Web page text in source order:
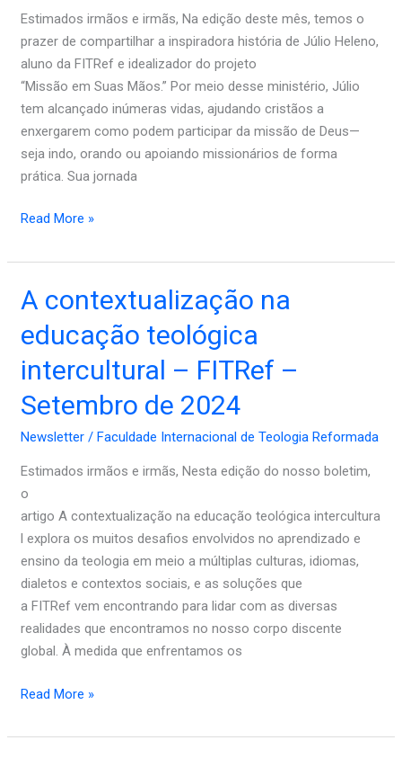
Estimados irmãos e irmãs, Na edição deste mês, temos o
prazer de compartilhar a inspiradora história de Júlio Heleno,
aluno da FITRef e idealizador do projeto
“Missão em Suas Mãos.” Por meio desse ministério, Júlio
tem alcançado inúmeras vidas, ajudando cristãos a
enxergarem como podem participar da missão de Deus—
seja indo, orando ou apoiando missionários de forma
prática. Sua jornada
Mãos”
FITRef
–
Outubro
2024
Read More »
A contextualização na
educação teológica
intercultural – FITRef –
Setembro de 2024
Newsletter /Faculdade Internacional de Teologia Reformada
Estimados irmãos e irmãs, Nesta edição do nosso boletim,
o
artigo A contextualização na educação teológica intercultura
l explora os muitos desafios envolvidos no aprendizado e
ensino da teologia em meio a múltiplas culturas, idiomas,
dialetos e contextos sociais, e as soluções que
a FITRef vem encontrando para lidar com as diversas
realidades que encontramos no nosso corpo discente
global. À medida que enfrentamos os
A
contextualização
na
educação
teológica
intercultural
–
Setembro
de
2024
Read More »